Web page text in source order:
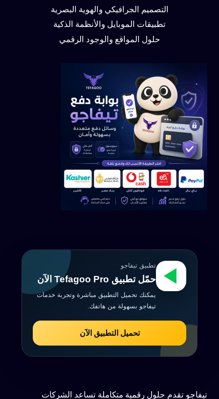
التصميم الجرافيكي والهوية البصرية
تطبيقات الموبايل والأنظمة الذكية
حلول المواقع والوجود الرقمي
تطبيق تيفاجو
حمّل تطبيق Tefagoo Pro الآن
يمكنك تحميل التطبيق مباشرة وتجربة خدمات
تيفاجو بسهولة من هاتفك.
تحميل التطبيق الآن
تيفاجو تقدم حلول رقمية متكاملة تساعد الشركات